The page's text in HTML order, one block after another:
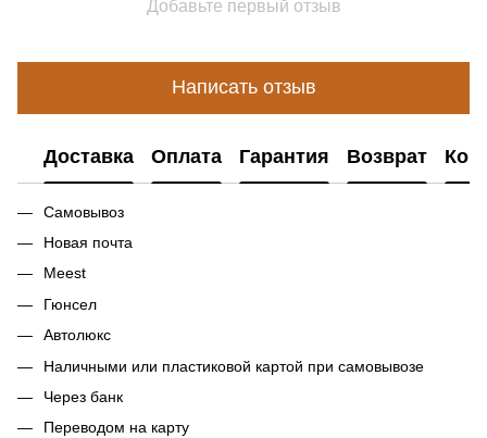
Добавьте первый отзыв
Написать отзыв
Доставка Оплата Гарантия Возврат
Самовывоз
Новая почта
Meest
Гюнсел
Автолюкс
Наличными или пластиковой картой при самовывозе
Через банк
Переводом на карту